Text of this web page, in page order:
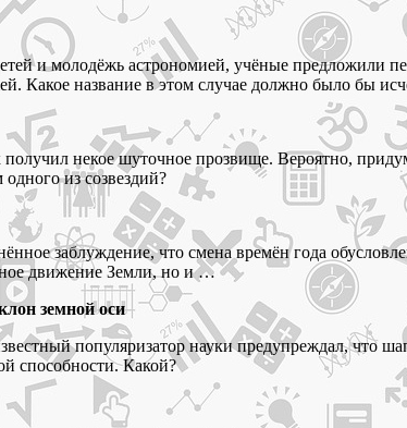
и молодёжь астрономией, учёные предложили
Какое название в этом случае должно было бы
некое шуточное прозвище. Вероятно,
из созвездий?
заблуждение, что смена времён года
движение Земли, но и …
земной оси
популяризатор науки предупреждал, что
способности. Какой?